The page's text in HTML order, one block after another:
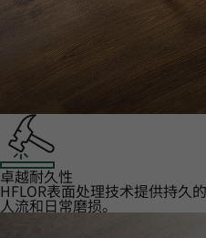
卓越耐久性‌
HFLOR表面处理技术提供持久
人流和日常磨损。